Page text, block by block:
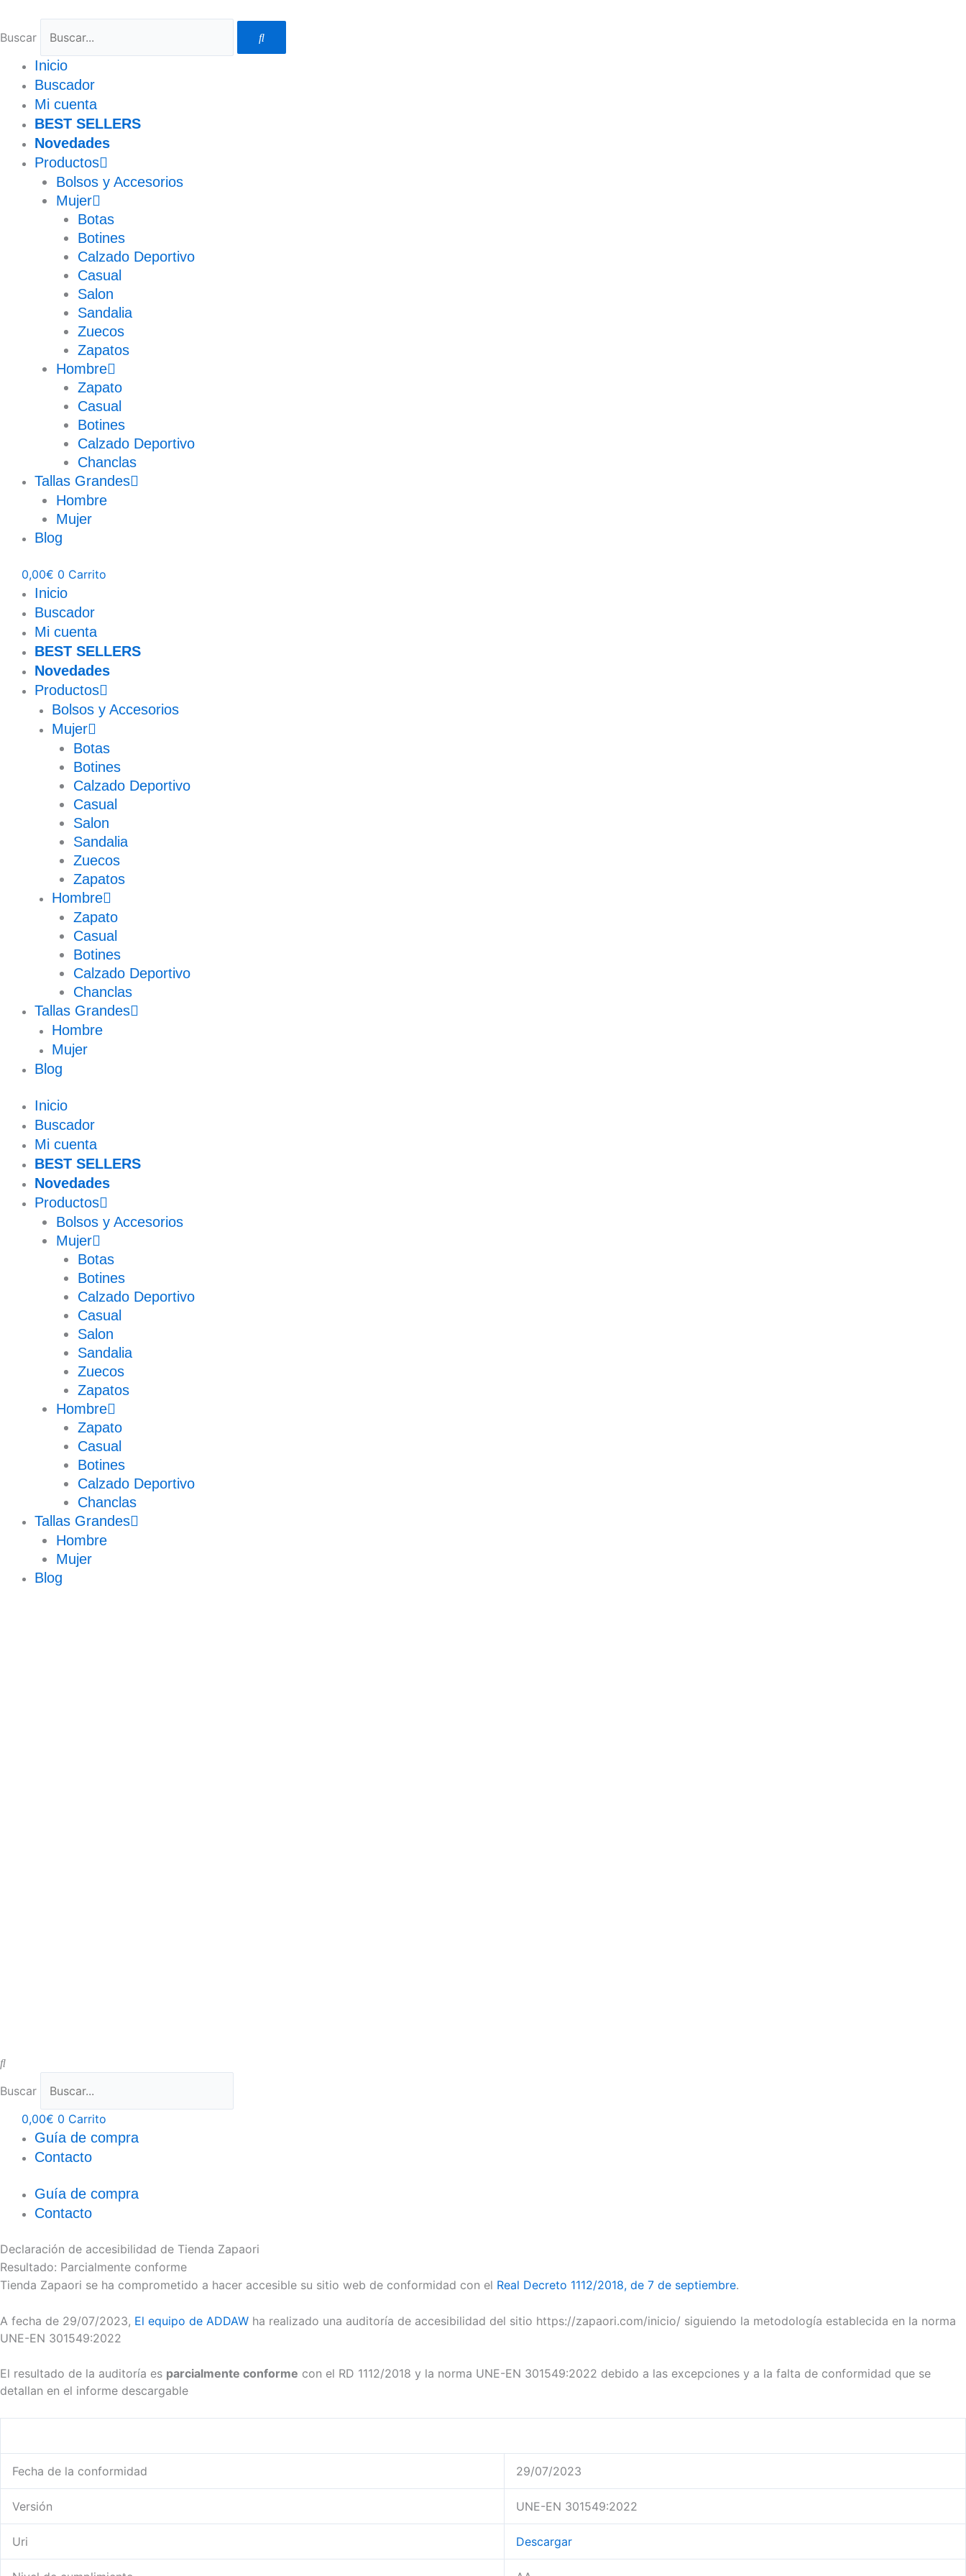
contenido
Buscar
Inicio
Buscador
Mi cuenta
BEST SELLERS
Novedades
Productos
Bolsos y Accesorios
Mujer
Botas
Botines
Calzado Deportivo
Casual
Salon
Sandalia
Zuecos
Zapatos
Hombre
Zapato
Casual
Botines
Calzado Deportivo
Chanclas
Tallas Grandes
Hombre
Mujer
Blog
0,00€ 0 Carrito
Inicio
Buscador
Mi cuenta
BEST SELLERS
Novedades
Productos
Bolsos y Accesorios
Mujer
Botas
Botines
Calzado Deportivo
Casual
Salon
Sandalia
Zuecos
Zapatos
Hombre
Zapato
Casual
Botines
Calzado Deportivo
Chanclas
Tallas Grandes
Hombre
Mujer
Blog
Inicio
Buscador
Mi cuenta
BEST SELLERS
Novedades
Productos
Bolsos y Accesorios
Mujer
Botas
Botines
Calzado Deportivo
Casual
Salon
Sandalia
Zuecos
Zapatos
Hombre
Zapato
Casual
Botines
Calzado Deportivo
Chanclas
Tallas Grandes
Hombre
Mujer
Blog
Buscar
0,00€ 0 Carrito
Guía de compra
Contacto
Guía de compra
Contacto
Declaración de accesibilidad de Tienda Zapaori
Resultado: Parcialmente conforme
Tienda Zapaori se ha comprometido a hacer accesible su sitio web de conformidad con el Real Decreto 1112/2018, de 7 de septiembre.
A fecha de 29/07/2023, El equipo de ADDAW ha realizado una auditoría de accesibilidad del sitio https://zapaori.com/inicio/ siguiendo la metodología establecida en la norma
UNE-EN 301549:2022
El resultado de la auditoría es parcialmente conforme con el RD 1112/2018 y la norma UNE-EN 301549:2022 debido a las excepciones y a la falta de conformidad que se
detallan en el informe descargable
Fecha de la conformidad 29/07/2023
Versión UNE-EN 301549:2022
Uri Descargar